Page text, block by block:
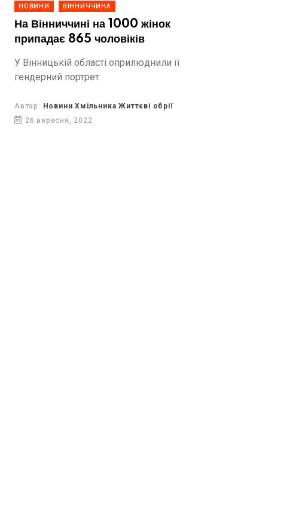
НОВИНИ ВІННИЧЧИНА
На Вінниччині на 1000 жінок
припадає 865 чоловіків
У Вінницькій області оприлюднили її
гендерний портрет.
Автор: Новини Хмільника Життєві обрії
26 вересня, 2022